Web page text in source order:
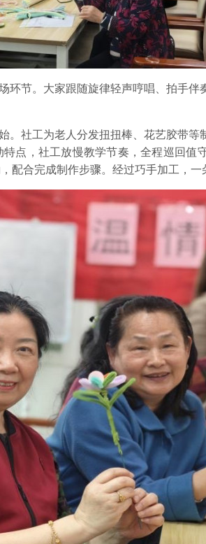
节。大家跟随旋律轻声哼唱、拍手伴
社工为老人分发扭扭棒、花艺胶带等
点，社工放慢教学节奏，全程巡回值
配合完成制作步骤。经过巧手加工，一